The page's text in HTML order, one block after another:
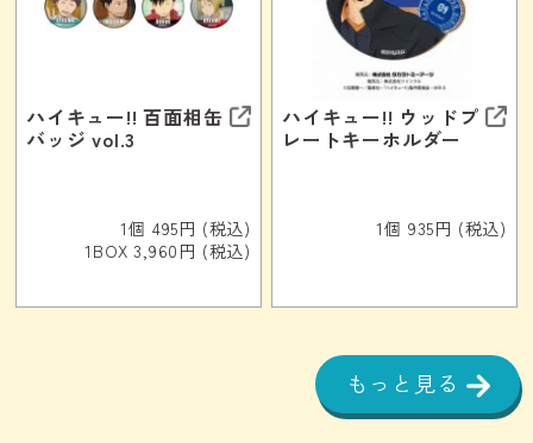
ハイキュー!! 百面相缶
バッジ vol.3
1個 495円 (税込)
1BOX 3,960円 (税込)
ハイキュー!! ウッドプ
レートキーホルダー
1個 935円 (税込)
もっと見る